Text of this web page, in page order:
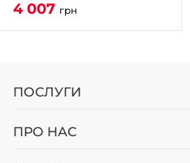
4 007 грн
ПОСЛУГИ
ПРО НАС